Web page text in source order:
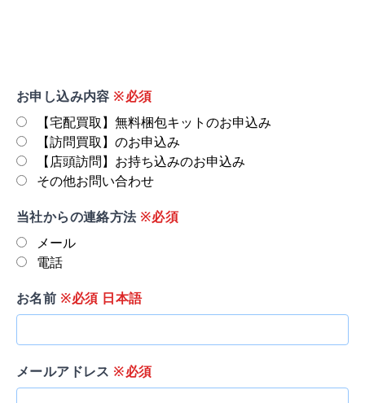
お申し込み内容 ※必須
【宅配買取】無料梱包キットのお申込み
【訪問買取】のお申込み
【店頭訪問】お持ち込みのお申込み
その他お問い合わせ
当社からの連絡方法※必須
メール
電話
お名前 ※必須 日本語
メールアドレス ※必須